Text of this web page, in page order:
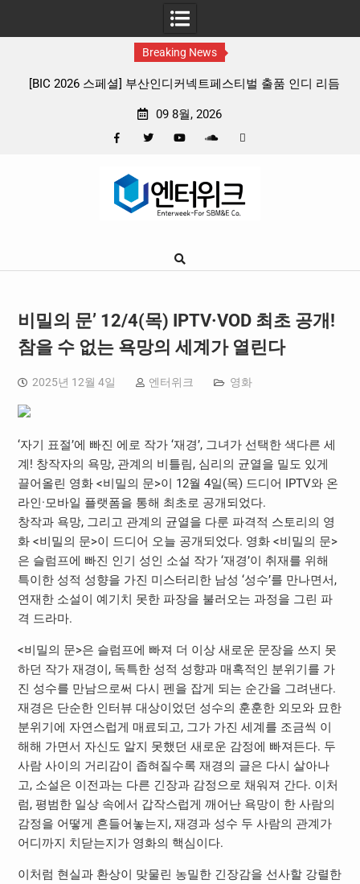
Breaking News
커넥트페스티벌 출품 인디 리듬
판타지 케이팝 애니메이션 ‘고스
09 8월, 2026
Google
비밀의 문’ 12/4(목) IPTV·VOD 최초 공개!
참을 수 없는 욕망의 세계가 열린다
2025년 12월 4일 엔터위크 영화
‘자기 표절’에 빠진 에로 작가 ‘재경’, 그녀가 선택한 색다른 세
계! 창작자의 욕망, 관계의 비틀림, 심리의 균열을 밀도 있게
끌어올린 영화 <비밀의 문>이 12월 4일(목) 드디어 IPTV와 온
라인·모바일 플랫폼을 통해 최초로 공개되었다.
창작과 욕망, 그리고 관계의 균열을 다룬 파격적 스토리의 영
화 <비밀의 문>이 드디어 오늘 공개되었다. 영화 <비밀의 문>
은 슬럼프에 빠진 인기 성인 소설 작가 ‘재경’이 취재를 위해
특이한 성적 성향을 가진 미스터리한 남성 ‘성수’를 만나면서,
연재한 소설이 예기치 못한 파장을 불러오는 과정을 그린 파
격 드라마.
<비밀의 문>은 슬럼프에 빠져 더 이상 새로운 문장을 쓰지 못
하던 작가 재경이, 독특한 성적 성향과 매혹적인 분위기를 가
진 성수를 만남으로써 다시 펜을 잡게 되는 순간을 그려낸다.
재경은 단순한 인터뷰 대상이었던 성수의 훈훈한 외모와 묘한
분위기에 자연스럽게 매료되고, 그가 가진 세계를 조금씩 이
해해 가면서 자신도 알지 못했던 새로운 감정에 빠져든다. 두
사람 사이의 거리감이 좁혀질수록 재경의 글은 다시 살아나
고, 소설은 이전과는 다른 긴장과 감정으로 채워져 간다. 이처
럼, 평범한 일상 속에서 갑작스럽게 깨어난 욕망이 한 사람의
감정을 어떻게 흔들어놓는지, 재경과 성수 두 사람의 관계가
어디까지 치닫는지가 영화의 핵심이다.
이처럼 현실과 환상이 맞물린 농밀한 긴장감을 선사할 강렬한